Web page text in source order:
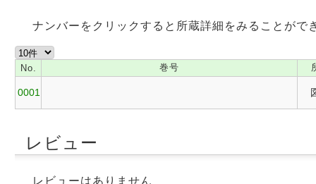
ナンバーをクリックすると所蔵詳細をみることがで
No. 巻号
0001
レビュー
レビューはありません